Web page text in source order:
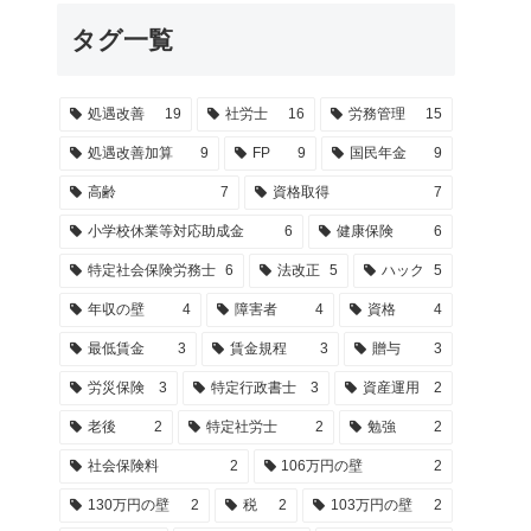
タグ一覧
処遇改善 19 社労士 16 労務管理 15
処遇改善加算 9 FP 9 国民年金 9
高齢 7 資格取得 7
小学校休業等対応助成金 6 健康保険 6
特定社会保険労務士 6 法改正 5 ハック 5
年収の壁 4 障害者 4 資格 4
最低賃金 3 賃金規程 3 贈与 3
労災保険 3 特定行政書士 3 資産運用 2
老後 2 特定社労士 2 勉強 2
社会保険料 2 106万円の壁 2
130万円の壁 2 税 2 103万円の壁 2